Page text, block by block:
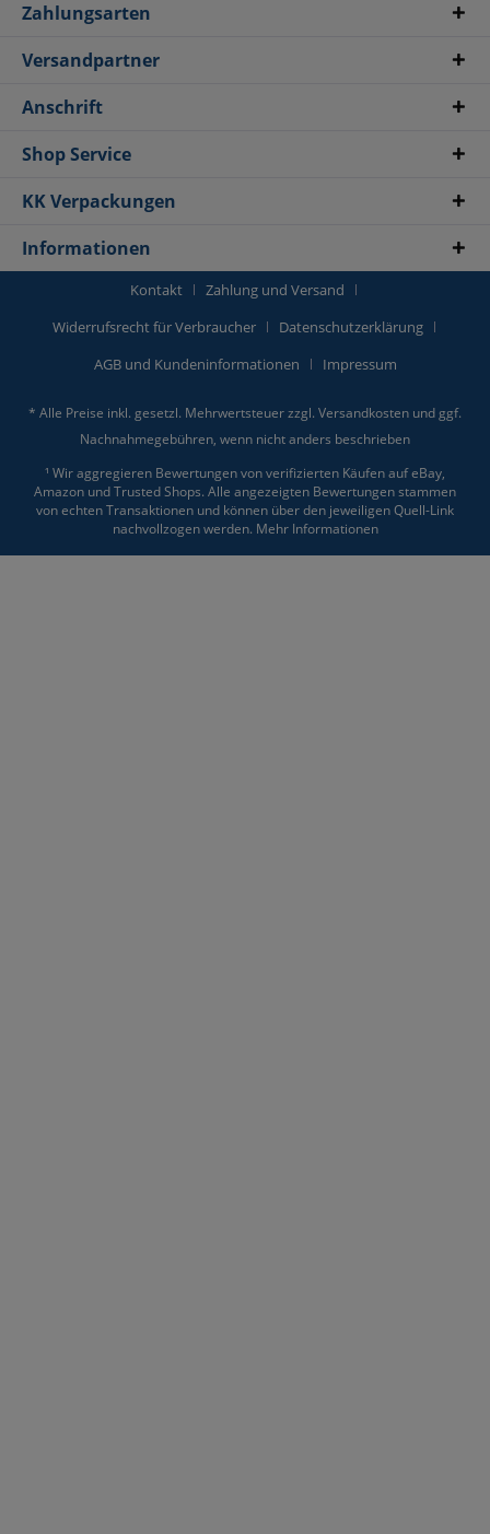
Zahlungsarten
Versandpartner
Anschrift
Shop Service
KK Verpackungen
Informationen
Kontakt
Zahlung und Versand
Widerrufsrecht für Verbraucher
Datenschutzerklärung
AGB und Kundeninformationen
Impressum
* Alle Preise inkl. gesetzl. Mehrwertsteuer zzgl. Versandkosten und ggf.
Nachnahmegebühren, wenn nicht anders beschrieben
¹ Wir aggregieren Bewertungen von verifizierten Käufen auf eBay,
Amazon und Trusted Shops. Alle angezeigten Bewertungen stammen
von echten Transaktionen und können über den jeweiligen Quell-Link
nachvollzogen werden. Mehr Informationen